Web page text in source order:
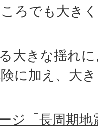
ろでも大き
大きな揺れ
に加え、大
ジ「長周期